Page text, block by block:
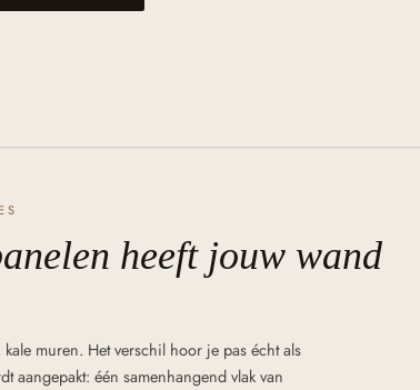
heeft jouw wand
muren. Het verschil hoor je pas écht als
aangepakt: één samenhangend vlak van